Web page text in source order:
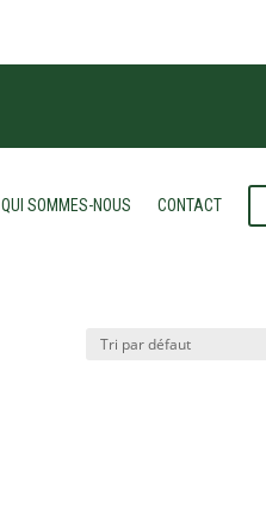
QUI SOMMES-NOUS CONTACT